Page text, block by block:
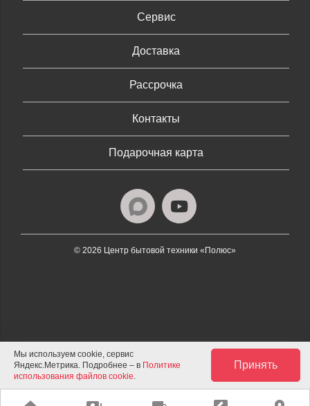
Сервис
Доставка
Рассрочка
Контакты
Подарочная карта
© 2026 Центр бытовой техники «Полюс»
Мы используем cookie, сервис
Яндекс.Метрика. Подробнее – в Политике
использования файлов cookie.
Принять